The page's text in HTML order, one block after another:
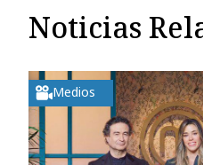
Noticias
Medios